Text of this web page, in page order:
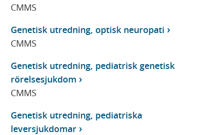
CMMS
Genetisk utredning, optisk neuropati
CMMS
Genetisk utredning, pediatrisk genetisk
rörelsesjukdom
CMMS
Genetisk utredning, pediatriska
leversjukdomar